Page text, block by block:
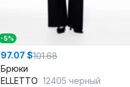
-5%
97.07 $101.68
Брюки
ELLETTO 12405 черный